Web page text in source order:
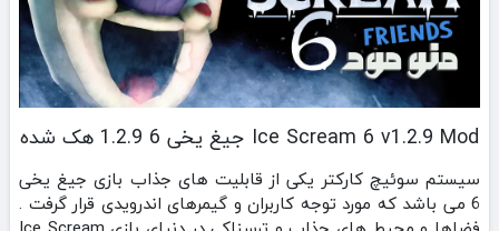
Ice Scream 6 v1.2.9 Mod جیغ یخی 6 1.2.9 هک شده
سیستم سوئیچ کارکتر یکی از قابلیت های جذاب بازی جیغ یخی
6 می باشد که مورد توجه کاربران و گیمرهای اندرویدی قرار گرفت .